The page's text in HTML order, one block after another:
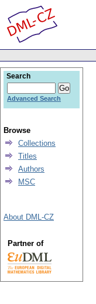
Search
Advanced Search
Browse
Collections
Titles
Authors
MSC
About DML-CZ
Partner of